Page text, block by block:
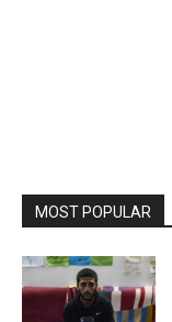
MOST POPULAR